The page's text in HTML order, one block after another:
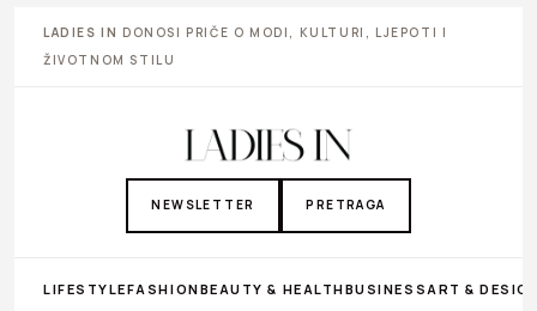
LADIES IN DONOSI PRIČE O MODI, KULTURI, LJEPOTI I
ŽIVOTNOM STILU
NEWSLETTER PRETRAGA
LIFESTYLEFASHIONBEAUTY & HEALTHBUSINESS ART &